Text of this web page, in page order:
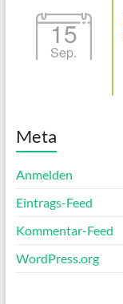
15
Sep.
Meta
Anmelden
Eintrags-Feed
Kommentar-Feed
WordPress.org